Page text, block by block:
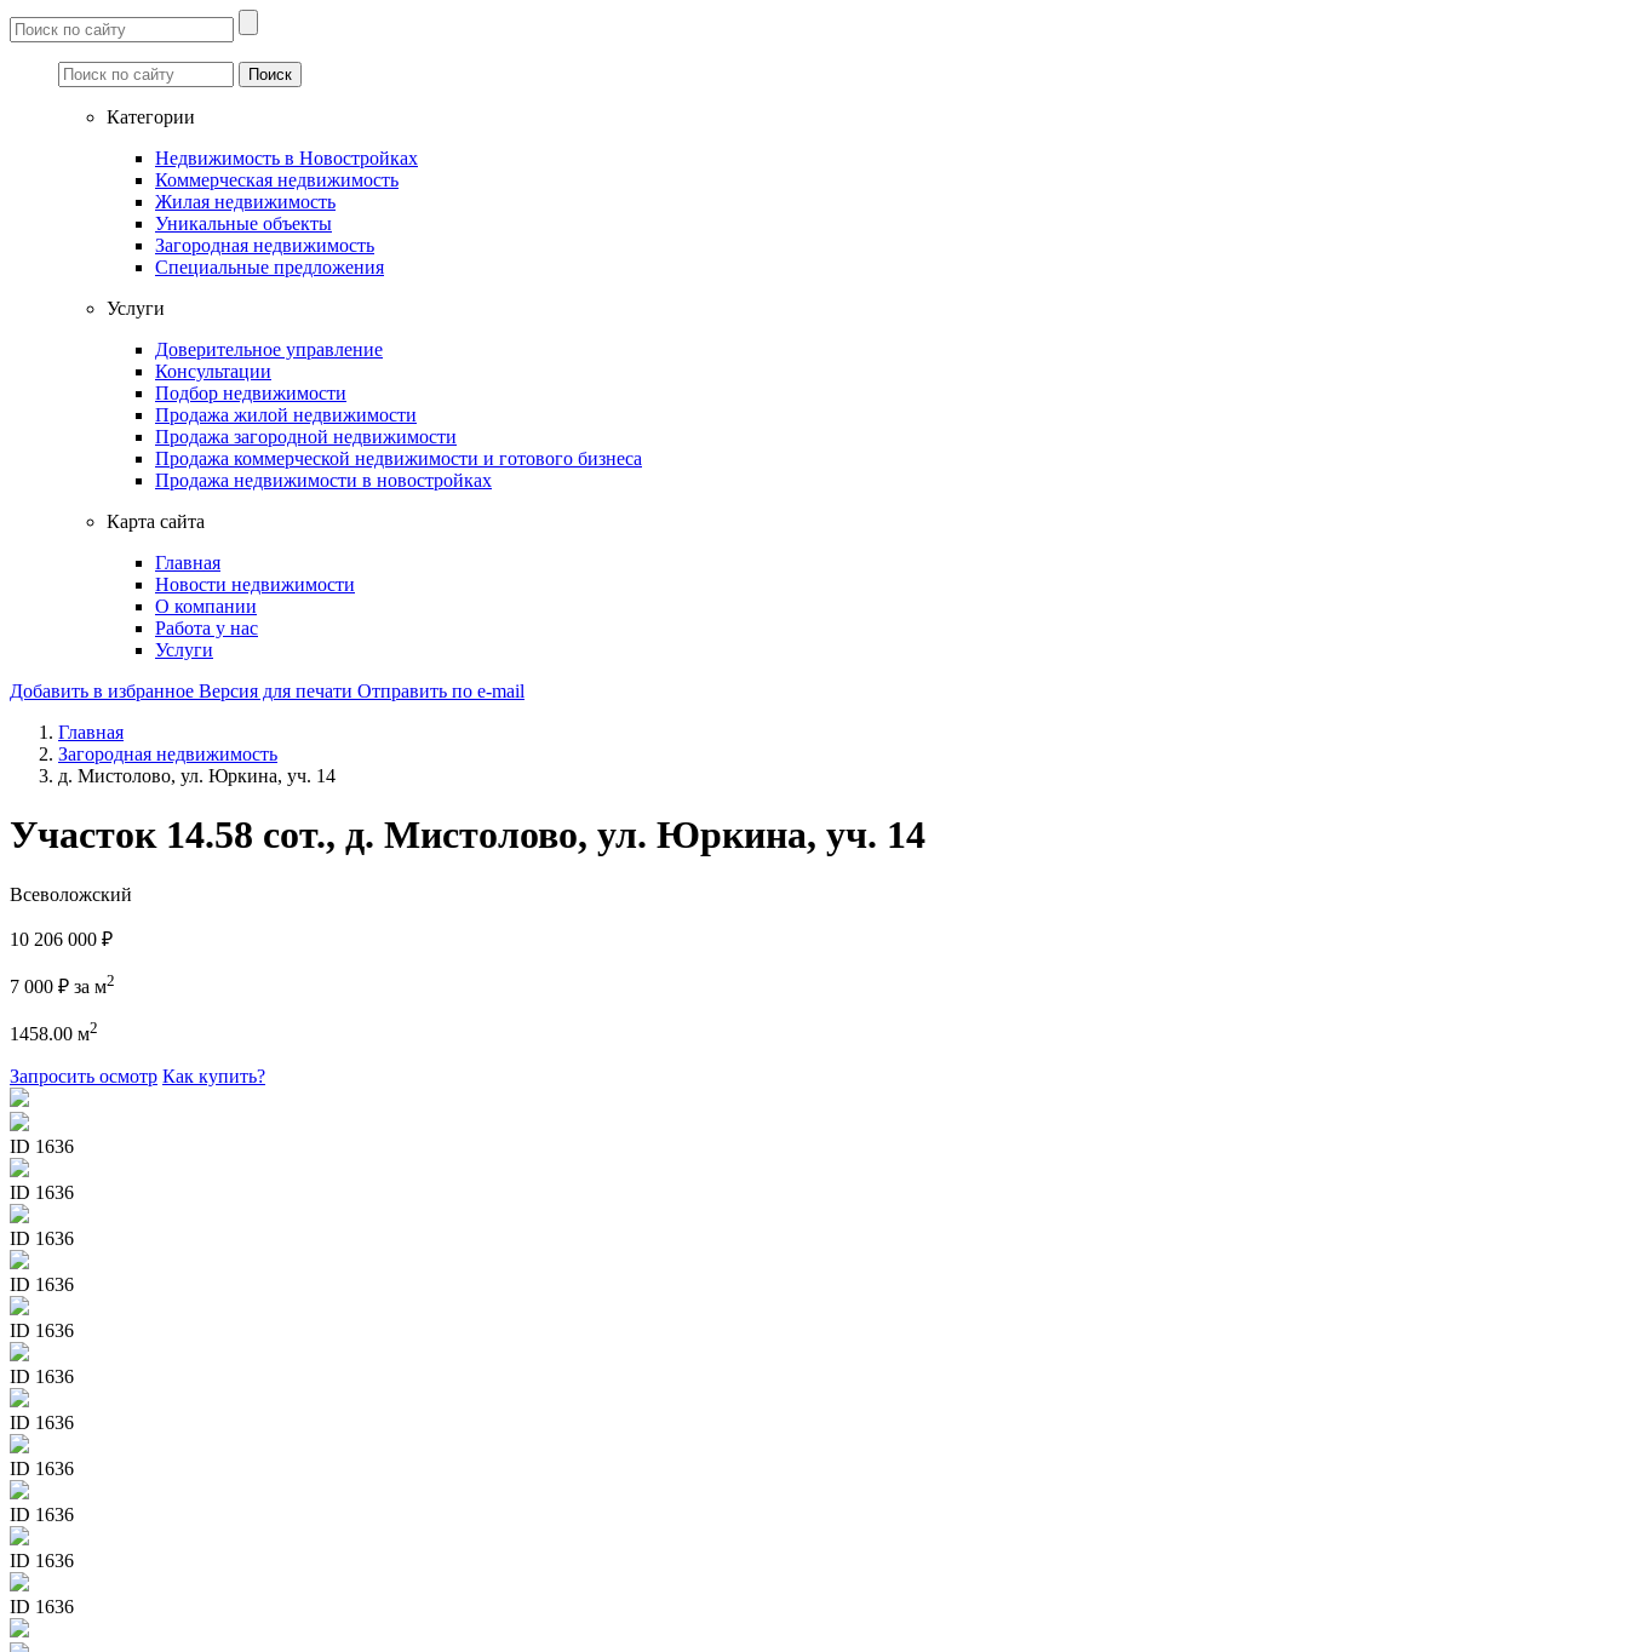
Категории
Недвижимость в Новостройках
Коммерческая недвижимость
Жилая недвижимость
Уникальные объекты
Загородная недвижимость
Специальные предложения
Услуги
Доверительное управление
Консультации
Подбор недвижимости
Продажа жилой недвижимости
Продажа загородной недвижимости
Продажа коммерческой недвижимости и готового бизнеса
Продажа недвижимости в новостройках
Карта сайта
Главная
Новости недвижимости
О компании
Работа у нас
Услуги
Добавить в избранное Версия для печати Отправить по e-mail
Главная
Загородная недвижимость
д. Мистолово, ул. Юркина, уч. 14
Участок 14.58 сот., д. Мистолово, ул. Юркина, уч. 14
Всеволожский
10 206 000 ₽
7 000 ₽ за м2
1458.00 м2
Запросить осмотр Как купить?
ID 1636
ID 1636
ID 1636
ID 1636
ID 1636
ID 1636
ID 1636
ID 1636
ID 1636
ID 1636
ID 1636